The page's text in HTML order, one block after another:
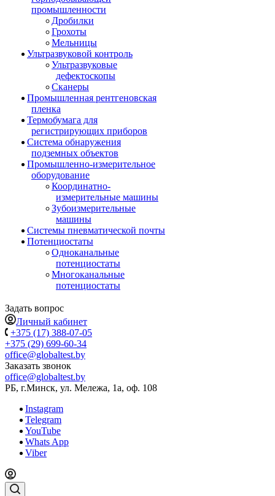
промышленности
Дробилки
Грохоты
Мельницы
Ультразвуковой контроль
Ультразвуковые
дефектоскопы
Сканеры
Промышленная рентгеновская
пленка
Термобумага для
регистрирующих приборов
Система обнаружения
подземных объектов
Промышленно-измерительное
оборудование
Координатно-
измерительные машины
Зубоизмерительные
машины
Системы пневматической почты
Потенциостаты
Одноканальные
потенциостаты
Многоканальные
потенциостаты
Задать вопрос
Личный кабинет
+375 (17) 388-07-05
+375 (29) 699-60-34
office@globaltest.by
Заказать звонок
office@globaltest.by
РБ, г.Минск, ул. Мележа, 1а, оф. 108
Instagram
Telegram
YouTube
Whats App
Viber